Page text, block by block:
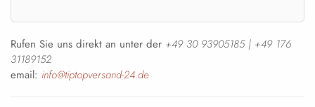
Rufen Sie uns direkt an unter der +49 30 93905185 | +49 176
31189152
email: info@tiptopversand-24.de